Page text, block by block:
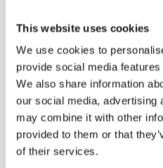
This website uses cookies
We use cookies to
provide social media
We also share information
our social media, advertising
may combine it with other
provided to them or that
of their services.
слов, которые пишутся не
Понравилась ли